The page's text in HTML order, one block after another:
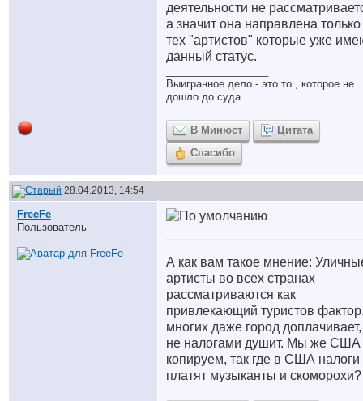
деятельности не
а значит она направлена
тех "артистов" которые уже
данный статус.
Выигранное дело - это то , которое не
дошло до суда.
В Минюст
Цитата
Спасибо
28.04.2013, 14:54
FreeFe
Пользователь
А как вам такое мнение:
артисты во всех странах
рассматриваются как
привлекающий туристов
многих даже город
не налогами душит. Мы же США
копируем, так где в США налоги
платят музыканты и скоморохи?